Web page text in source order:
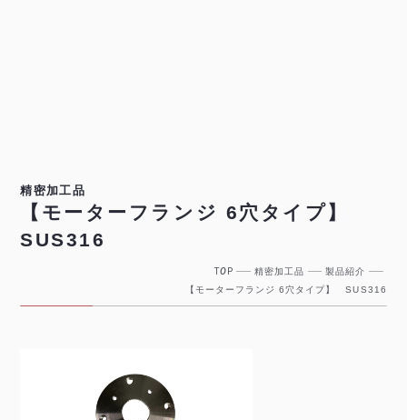
精密加工品
【モーターフランジ 6穴タイプ】
SUS316
TO P 精密加工品
製品紹介
【モーターフランジ 6穴タイプ】 SUS316